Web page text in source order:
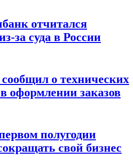
отчитался
за суда в России
о технических
оформлении заказов
полугодии
свой бизнес